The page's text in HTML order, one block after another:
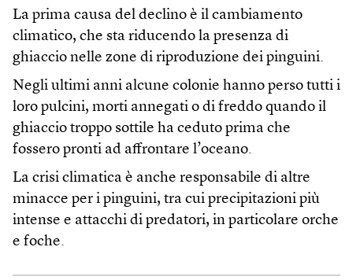
La prima causa del declino è il cambiamento
climatico, che sta riducendo la presenza di
ghiaccio nelle zone di riproduzione dei pinguini.
Negli ultimi anni alcune colonie hanno perso tutti i
loro pulcini, morti annegati o di freddo quando il
ghiaccio troppo sottile ha ceduto prima che
fossero pronti ad affrontare l’oceano.
La crisi climatica è anche responsabile di altre
minacce per i pinguini, tra cui precipitazioni più
intense e attacchi di predatori, in particolare orche
e foche.